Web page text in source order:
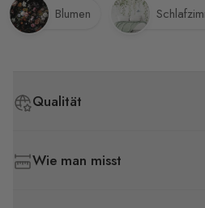
Qualität
Wie man misst
Blumen